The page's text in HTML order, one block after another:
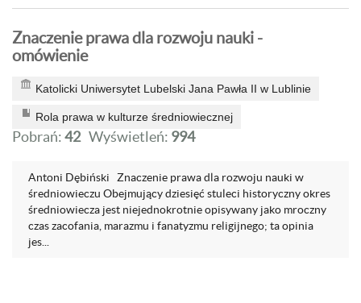
Znaczenie prawa dla rozwoju nauki -
omówienie
Katolicki Uniwersytet Lubelski Jana Pawła II w Lublinie
Rola prawa w kulturze średniowiecznej
Pobrań:42 Wyświetleń: 994
Antoni Dębiński Znaczenie prawa dla rozwoju nauki w
średniowieczu Obejmujący dziesięć stuleci historyczny okres
średniowiecza jest niejednokrotnie opisywany jako mroczny
czas zacofania, marazmu i fanatyzmu religijnego; ta opinia
jes...